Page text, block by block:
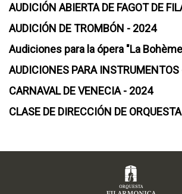
AUDICIÓN ABIERTA DE FAGOT DE
AUDICIÓN DE TROMBÓN - 2024
Audiciones para la ópera "La
AUDICIONES PARA
CARNAVAL DE VENECIA - 2024
CLASE DE DIRECCIÓN DE